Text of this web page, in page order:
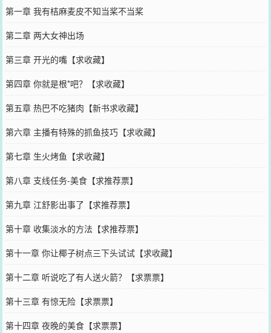
第一章 我有桔麻麦皮不知当桨不当桨
第二章 两大女神出场
第三章 开光的嘴【求收藏】
第四章 你就是根*吧？【求收藏】
第五章 热巴不吃猪肉【新书求收藏】
第六章 主播有特殊的抓鱼技巧【求收藏】
第七章 生火烤鱼【求收藏】
第八章 支线任务-美食【求推荐票】
第九章 江舒影出事了【求推荐票】
第十章 收集淡水的方法【求推荐票】
第十一章 你让椰子树点三下头试试【求收藏】
第十二章 听说吃了有人送火箭？【求票票】
第十三章 有惊无险【求票票】
第十四章 夜晚的美食【求票票】